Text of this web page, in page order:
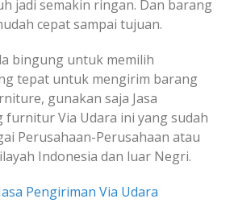
jadi semakin ringan. Dan barang
cepat sampai tujuan.
bingung untuk memilih
tepat untuk mengirim barang
gunakan saja Jasa
furnitur Via Udara ini yang sudah
Perusahaan-Perusahaan atau
Indonesia dan luar Negri.
Pengiriman Via Udara